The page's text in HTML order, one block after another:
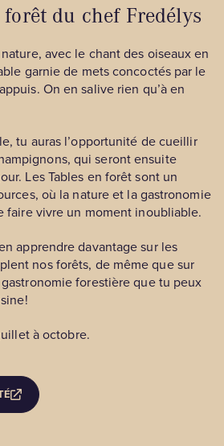
forêt du chef Fredélys
avec le chant des oiseaux en
garnie de mets concoctés par le
On en salive rien qu’à en
tu auras l’opportunité de cueillir
qui seront ensuite
Les Tables en forêt sont un
où la nature et la gastronomie
faire vivre un moment inoubliable.
apprendre davantage sur les
nos forêts, de même que sur
forestière que tu peux
à octobre.